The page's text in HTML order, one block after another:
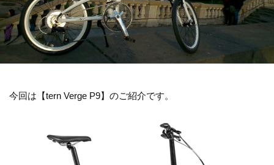
今回は【tern Verge P9】のご紹介です。